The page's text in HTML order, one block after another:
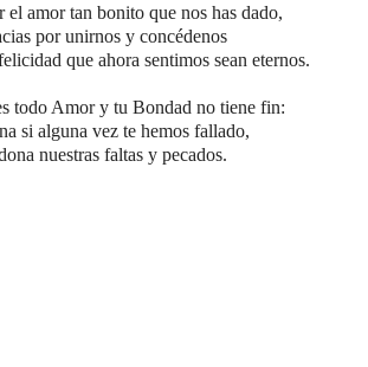
el amor tan bonito que nos has dado,
por unirnos y concédenos
que ahora sentimos sean eternos.
todo Amor y tu Bondad no tiene fin:
si alguna vez te hemos fallado,
nuestras faltas y pecados.